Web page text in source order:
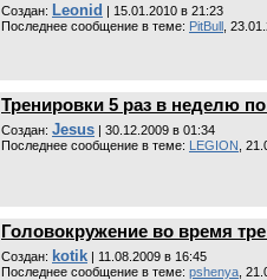
Cоздан: Leonid | 15.01.2010 в 21:23
Последнее сообщение в теме: PitBull ,
Тренировки 5 раз в неделю
Cоздан: Jesus | 30.12.2009 в 01:34
Последнее сообщение в теме: LEGION ,
Головокружение во время
Cоздан: kotik | 11.08.2009 в 16:45
Последнее сообщение в теме: pshenya ,